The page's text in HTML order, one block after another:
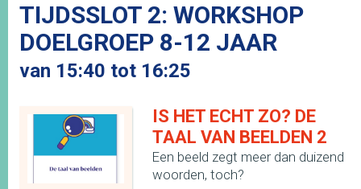
TIJDSSLOT 2: WORKSHOP
DOELGROEP 8-12 JAAR
van 15:40 tot 16:25
IS HET ECHT ZO? DE
TAAL VAN BEELDEN 2
Een beeld zegt meer dan duizend
woorden, toch?